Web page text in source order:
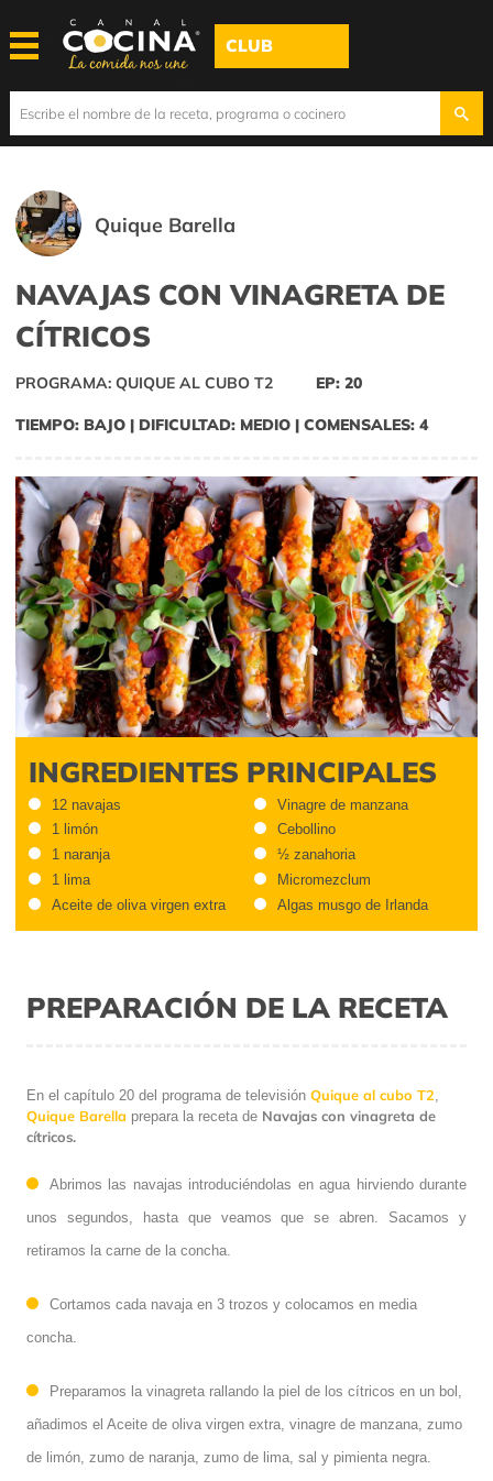
CLUB
Quique Barella
NAVAJAS CON VINAGRETA DE
CÍTRICOS
PROGRAMA: QUIQUE AL CUBO T2 EP: 20
TIEMPO: BAJO | DIFICULTAD: MEDIO | COMENSALES: 4
INGREDIENTES PRINCIPALES
12 navajas
1 limón
1 naranja
1 lima
Aceite de oliva virgen extra
Vinagre de manzana
Cebollino
½ zanahoria
Micromezclum
Algas musgo de Irlanda
PREPARACIÓN DE LA RECETA
En el capítulo 20 del programa de televisión Quique al cubo T2
Quique Barella prepara la receta de Navajas con vinagreta de
cítricos.
Abrimos las navajas introduciéndolas en agua hirviendo durante
unos segundos, hasta que veamos que se abren. Sacamos y
retiramos la carne de la concha.
Cortamos cada navaja en 3 trozos y colocamos en media
concha.
Preparamos la vinagreta rallando la piel de los cítricos en un bol,
añadimos el Aceite de oliva virgen extra, vinagre de manzana, zumo
de limón, zumo de naranja, zumo de lima, sal y pimienta negra.